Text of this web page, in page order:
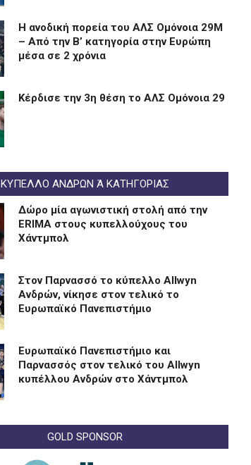
Η ανοδική πορεία του ΑΛΣ Ομόνοια 29Μ
– Από την Β’ κατηγορία στην Ευρώπη
μέσα σε 2 χρόνια
Kέρδισε την 3η θέση το ΑΛΣ Ομόνοια 29
ΚΥΠΕΛΛΟ ΑΝΔΡΩΝ Ά ΚΑΤΗΓΟΡΙΑΣ
Δώρο μία αγωνιστική στολή από την
ERIMA στους κυπελλούχους του
Χάντμπολ
Στον Παρνασσό το κύπελλο Allwyn
Ανδρών, νίκησε στον τελικό το
Ευρωπαϊκό Πανεπιστήμιο
Eυρωπαϊκό Πανεπιστήμιο και
Παρνασσός στον τελικό του Allwyn
κυπέλλου Ανδρών στο Χάντμπολ
GOLD SPONSOR